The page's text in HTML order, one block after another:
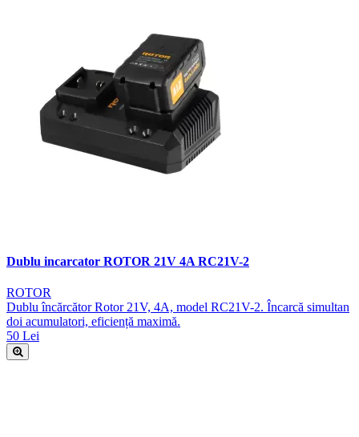
Dublu incarcator ROTOR 21V 4A RC21V-2
ROTOR
Dublu încărcător Rotor 21V, 4A, model RC21V-2. Încarcă simultan
doi acumulatori, eficiență maximă.
50 Lei